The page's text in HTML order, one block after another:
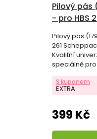
Pilový pás
- pro HBS
7901505702
Pilový pás
261
Kvalitní
speciálně
261.
S kuponem
EXTRA
399 Kč